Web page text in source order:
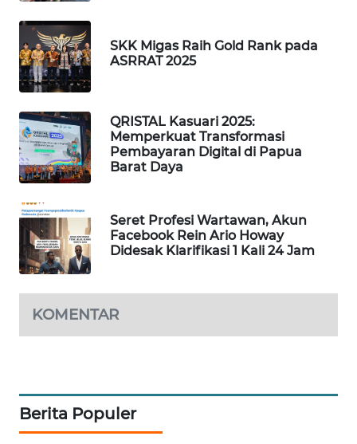
SKK Migas Raih Gold Rank pada
ASRRAT 2025
QRISTAL Kasuari 2025:
Memperkuat Transformasi
Pembayaran Digital di Papua
Barat Daya
Seret Profesi Wartawan, Akun
Facebook Rein Ario Howay
Didesak Klarifikasi 1 Kali 24 Jam
KOMENTAR
Berita Populer
WAHANA
DESA
WISATA
LAPAK
WAHANA
Wahana
Network
KONSUMEN
LISTRIK
ID